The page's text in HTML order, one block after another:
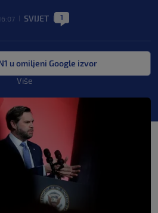
SVIJET 1
u omiljeni Google izvor
Više